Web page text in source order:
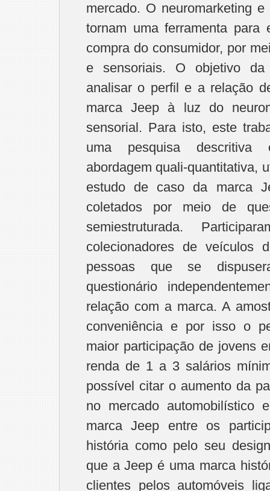
mercado. O neuromarketing
tornam uma ferramenta para
compra do consumidor, por
e sensoriais. O objetivo
analisar o perfil e a relação
marca Jeep à luz do
sensorial. Para isto, este
uma pesquisa descritiva
abordagem quali-quantitativa,
estudo de caso da marca
coletados por meio de
semiestruturada.
colecionadores de veículos
pessoas que se
questionário
relação com a marca. A
conveniência e por isso o
maior participação de jovens
renda de 1 a 3 salários
possível citar o aumento da
no mercado automobilístico
marca Jeep entre os
história como pelo seu
que a Jeep é uma marca
clientes pelos automóveis